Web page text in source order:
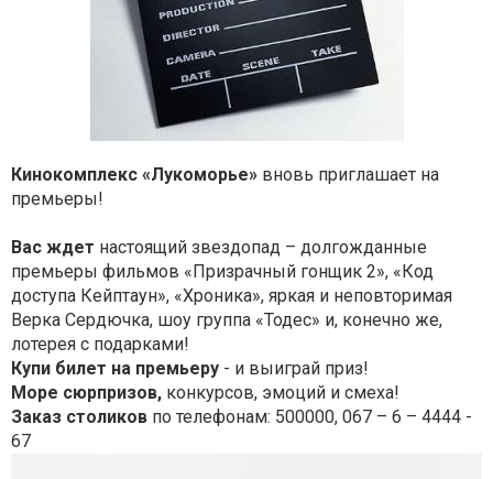
Кинокомплекс «Лукоморье» вновь приглашает на
премьеры!
Вас ждет настоящий звездопад – долгожданные
премьеры фильмов «Призрачный гонщик 2», «Код
доступа Кейптаун», «Хроника», яркая и неповторимая
Верка Сердючка, шоу группа «Тодес» и, конечно же,
лотерея с подарками!
Купи билет на премьеру - и выиграй приз!
Море сюрпризов, конкурсов, эмоций и смеха!
Заказ столиков по телефонам: 500000, 067 – 6 – 4444 -
67